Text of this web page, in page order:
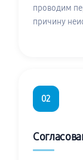
проводим
причину
02